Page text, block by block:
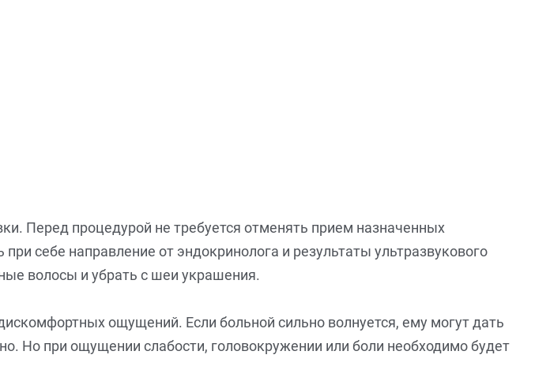
Перед процедурой не требуется отменять прием назначенных
себе направление от эндокринолога и результаты ультразвукового
волосы и убрать с шеи украшения.
ощущений. Если больной сильно волнуется, ему могут дать
Но при ощущении слабости, головокружении или боли необходимо будет